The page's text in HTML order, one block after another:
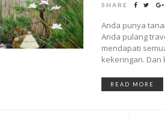
SHARE
Anda punya
Anda pulang
mendapati
kekeringan. Dan
READ MORE